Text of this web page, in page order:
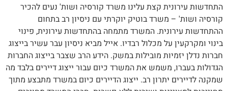
התחדשות עירונית קצת עלינו משרד קורסיה ושות' נעים להכיר
קורסיה ושות' – משרד בוטיק יוקרתי עם ניסיון רב בתחום
ההתחדשות עירונית. המשרד מתמחה בהתחדשות עירונית, פינוי
בינוי ומקרקעין על מכלול רבדיו. אייל מביא ניסיון עבר עשיר בייצוג
חברות נדלן יזמיות מובילות במשק. הידע הרב שצבר בייצוג החברות
הגדולות בעברו, משמש את המשרד כיום עבור ייצוג דיירים בלבד מה
שמקנה לדיירים יתרון רב. ייצוג הדיירים כיום במשרד מתבצע מתוך